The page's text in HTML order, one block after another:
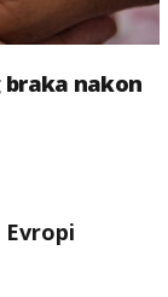
braka nakon